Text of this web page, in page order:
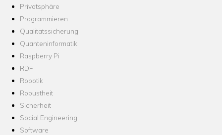
Privatsphäre
Programmieren
Qualitätssicherung
Quanteninformatik
Raspberry Pi
RDF
Robotik
Robustheit
Sicherheit
Social Engineering
Software